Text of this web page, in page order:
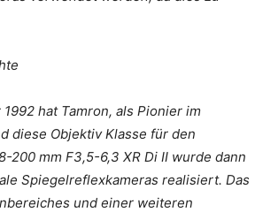
hat Tamron, als Pionier im
diese Objektiv Klasse für den
mm F3,5-6,3 XR Di II wurde dann
Spiegelreflexkameras realisiert. Das
und einer weiteren